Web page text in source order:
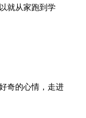
就从家跑到学
奇的心情，走进